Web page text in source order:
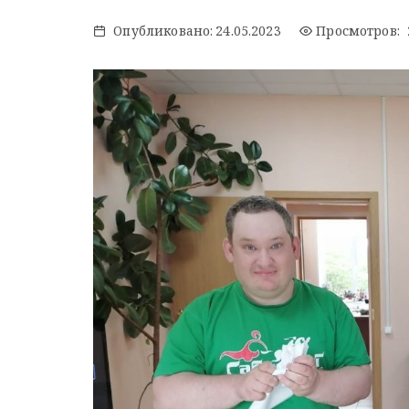
Опубликовано: 24.05.2023 Просмотров: